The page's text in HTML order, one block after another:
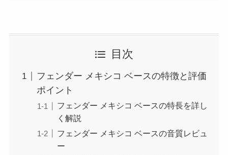
目次
フェンダー メキシコ ベースの特徴と評価
ポイント
フェンダー メキシコ ベースの特長を詳し
く解説
フェンダー メキシコ ベースの音質レビュ
ー